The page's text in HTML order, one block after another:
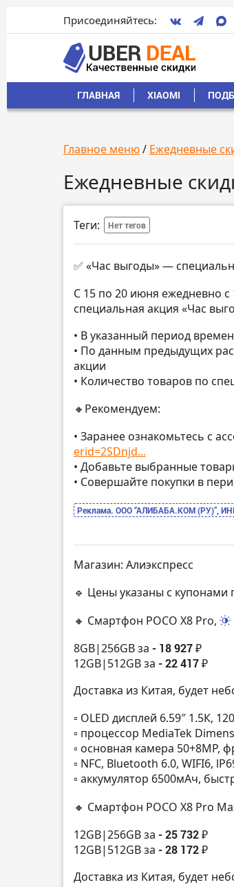
Присоединяйтесь:
ГЛАВНАЯ XIAOMI
Главное меню/ Ежедневные
Ежедневные
Теги: Нет тегов
✅ «Час выгоды» —
С 15 по 20 июня ежедневно
специальная акция «Час
• В указанный период
• По данным предыдущих
акции
• Количество товаров по
🔸Рекомендуем:
• Заранее ознакомьтесь с
erid=2SDnjd...
• Добавьте выбранные
• Совершайте покупки в
Реклама. ООО “АЛИБАБА.КОМ (РУ)”,
Магазин: Алиэкспресс
🔹 Цены указаны с
🔸 Смартфон POCO X8 Pro,
8GB|256GB за - 18 927 ₽
12GB|512GB за - 22 417 ₽
Доставка из Китая, будет
▫️ OLED дисплей 6.59″ 1.5К,
▫️ процессор MediaTek
▫️ основная камера 50+8MP,
▫️ NFC, Bluetooth 6.0, WIFI6,
▫️ аккумулятор 6500мАч,
🔸 Смартфон POCO X8 Pro
12GB|256GB за - 25 732 ₽
12GB|512GB за - 28 172 ₽
Доставка из Китая, будет